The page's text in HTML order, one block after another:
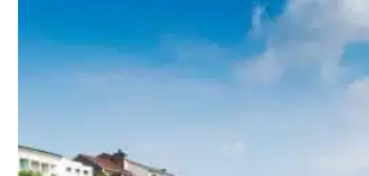
369.00€